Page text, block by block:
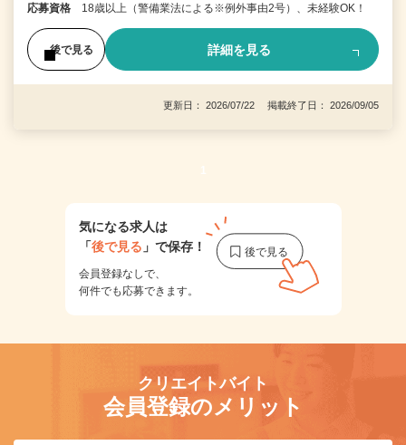
応募資格 18歳以上（警備業法による※例外事由2号）、未経験OK！
後で見る 詳細を見る
更新日： 2026/07/22 掲載終了日： 2026/09/05
1
気になる求人は
「後で見る 」で保存！
会員登録なしで、
何件でも応募できます。
クリエイトバイト
会員登録のメリット